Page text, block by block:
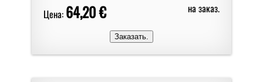
Цена: 64,20 € на заказ.